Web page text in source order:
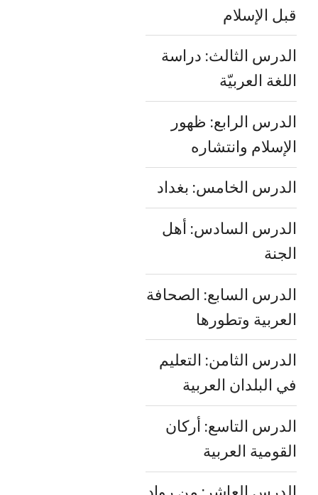
قبل الإسلام
الدرس الثالث: دراسة
اللغة العربيّة
الدرس الرابع: ظهور
الإسلام وانتشاره
الدرس الخامس: بغداد
الدرس السادس: أهل
الجنة
الدرس السابع: الصحافة
العربية وتطورها
الدرس الثامن: التعليم
في البلدان العربية
الدرس التاسع: أركان
القومية العربية